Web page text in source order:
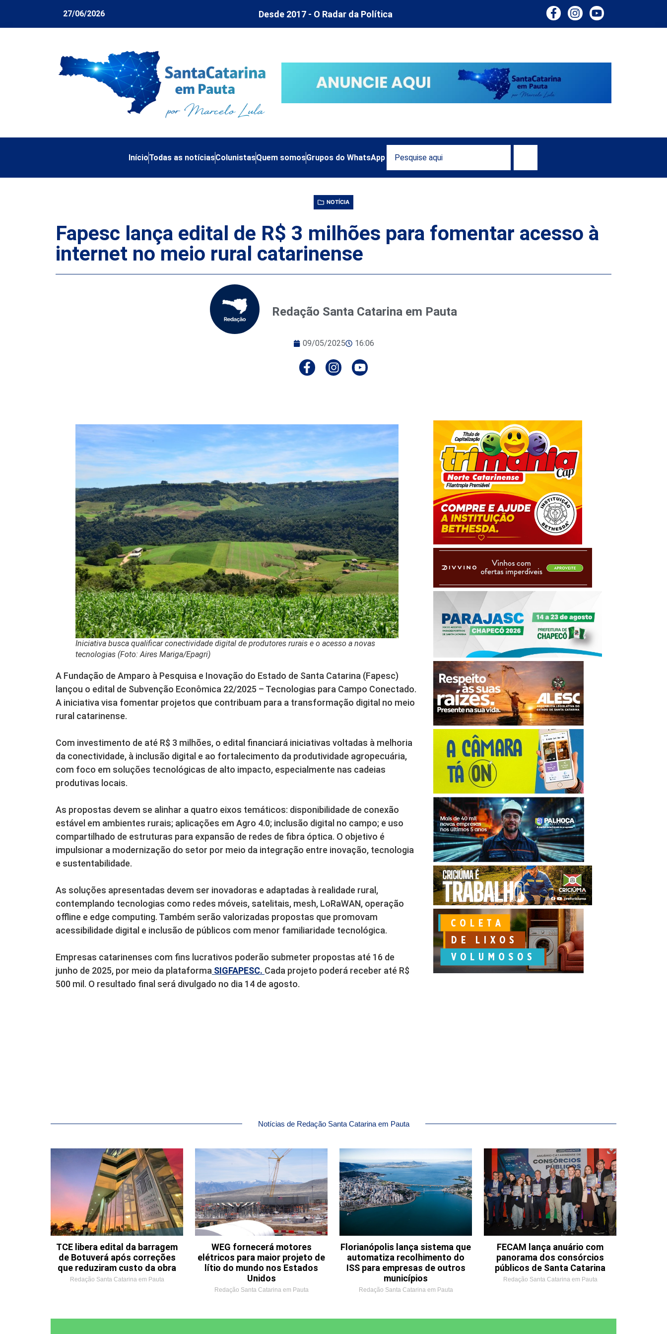
27/06/2026 Desde 2017 - O Radar da Política
InícioTodas as notíciasColunistasQuem somosGrupos do WhatsApp
NOTÍCIA
Fapesc lança edital de R$ 3 milhões para fomentar acesso à
internet no meio rural catarinense
Redação Santa Catarina em Pauta
09/05/2025 16:06
Iniciativa busca qualificar conectividade digital de produtores rurais e o acesso a novas
tecnologias (Foto: Aires Mariga/Epagri)
A Fundação de Amparo à Pesquisa e Inovação do Estado de Santa Catarina (Fapesc)
lançou o edital de Subvenção Econômica 22/2025 – Tecnologias para Campo Conectado.
A iniciativa visa fomentar projetos que contribuam para a transformação digital no meio
rural catarinense.
Com investimento de até R$ 3 milhões, o edital financiará iniciativas voltadas à melhoria
da conectividade, à inclusão digital e ao fortalecimento da produtividade agropecuária,
com foco em soluções tecnológicas de alto impacto, especialmente nas cadeias
produtivas locais.
As propostas devem se alinhar a quatro eixos temáticos: disponibilidade de conexão
estável em ambientes rurais; aplicações em Agro 4.0; inclusão digital no campo; e uso
compartilhado de estruturas para expansão de redes de fibra óptica. O objetivo é
impulsionar a modernização do setor por meio da integração entre inovação, tecnologia
e sustentabilidade.
As soluções apresentadas devem ser inovadoras e adaptadas à realidade rural,
contemplando tecnologias como redes móveis, satelitais, mesh, LoRaWAN, operação
offline e edge computing. Também serão valorizadas propostas que promovam
acessibilidade digital e inclusão de públicos com menor familiaridade tecnológica.
Empresas catarinenses com fins lucrativos poderão submeter propostas até 16 de
junho de 2025, por meio da plataforma SIGFAPESC. Cada projeto poderá receber até R$
500 mil. O resultado final será divulgado no dia 14 de agosto.
Notícias de Redação Santa Catarina em Pauta
TCE libera edital da barragem
de Botuverá após correções
que reduziram custo da obra
Redação Santa Catarina em Pauta
WEG fornecerá motores
elétricos para maior projeto de
lítio do mundo nos Estados
Unidos
Redação Santa Catarina em Pauta
Florianópolis lança sistema que
automatiza recolhimento do
ISS para empresas de outros
municípios
Redação Santa Catarina em Pauta
FECAM lança anuário com
panorama dos consórcios
públicos de Santa Catarina
Redação Santa Catarina em Pauta